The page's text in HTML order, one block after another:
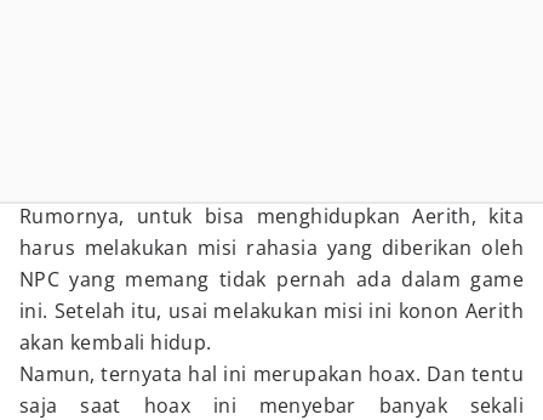
Rumornya, untuk bisa menghidupkan Aerith, kita
harus melakukan misi rahasia yang diberikan oleh
NPC yang memang tidak pernah ada dalam game
ini. Setelah itu, usai melakukan misi ini konon Aerith
akan kembali hidup.
Namun, ternyata hal ini merupakan hoax. Dan tentu
saja saat hoax ini menyebar banyak sekali